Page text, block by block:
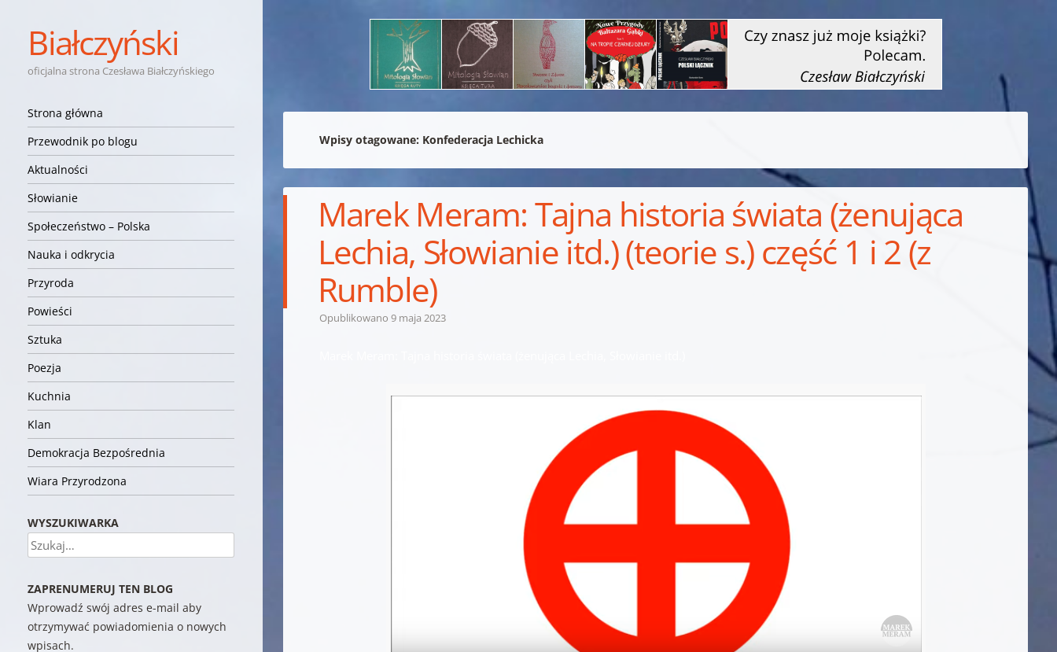
Białczyński
oficjalna strona Czesława Białczyńskiego
Nawigacja
Przejdź do treści
Strona główna
Przewodnik po blogu
Aktualności
Słowianie
Społeczeństwo – Polska
Nauka i odkrycia
Przyroda
Powieści
Sztuka
Poezja
Kuchnia
Klan
Demokracja Bezpośrednia
Wiara Przyrodzona
Wpisy otagowane: Konfederacja Lechicka
Marek Meram: Tajna historia świata (żenująca
Lechia, Słowianie itd.) (teorie s.) część 1 i 2 (z
Rumble)
Opublikowano9 maja 2023
WYSZUKIWARKA
Szukaj
ZAPRENUMERUJ TEN BLOG
Wprowadź swój adres e-mail aby
otrzymywać powiadomienia o nowych
wpisach.